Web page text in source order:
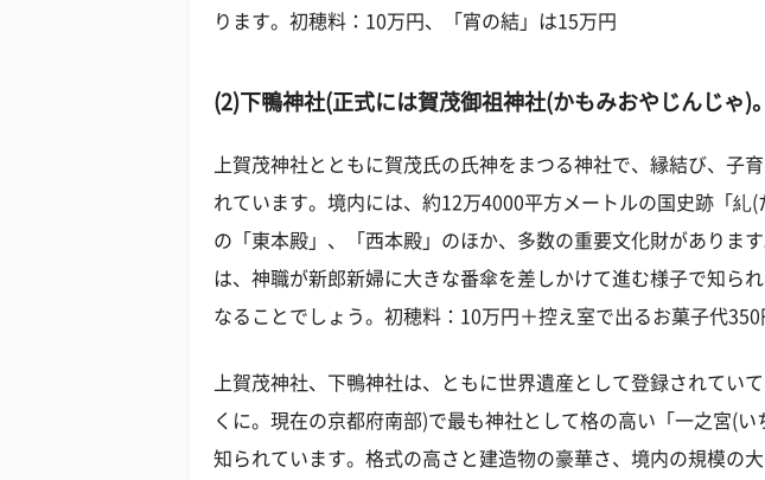
ります。初穂料：10万円、「宵の結」は15万円
(2)下鴨神社(正式には賀茂御祖神社(かもみおやじんじゃ)
上賀茂神社とともに賀茂氏の氏神をまつる神社で、縁結び、子
れています。境内には、約12万4000平方メートルの国史跡「糺(
の「東本殿」、「西本殿」のほか、多数の重要文化財がありま
は、神職が新郎新婦に大きな番傘を差しかけて進む様子で知ら
なることでしょう。初穂料：10万円＋控え室で出るお菓子代
上賀茂神社、下鴨神社は、ともに世界遺産として登録されてい
くに。現在の京都府南部)で最も神社として格の高い「一之宮(い
知られています。格式の高さと建造物の豪華さ、境内の規模の